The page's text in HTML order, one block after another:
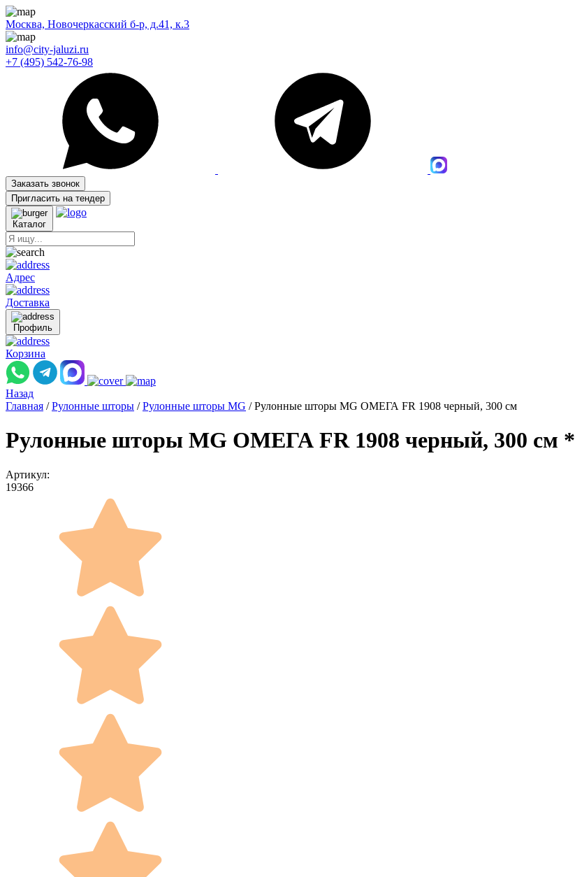
Москва, Новочеркасский б-р, д.41, к.3
info@city-jaluzi.ru
+7 (495) 542-76-98
Заказать звонок
Пригласить на тендер
Каталог
Адрес
Доставка
Профиль
Корзина
Назад
Главная / Рулонные шторы / Рулонные шторы MG / Рулонные шторы MG ОМЕГА FR 1908 черный, 300 см
Рулонные шторы MG ОМЕГА FR 1908 черный, 300 см *
Артикул:
19366